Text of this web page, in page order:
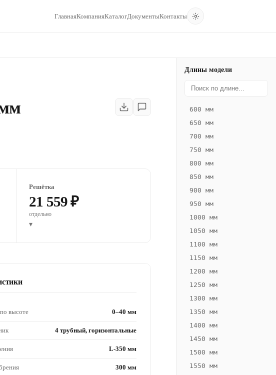
ГлавнаяКомпанияКаталогДокументыКонтакты
Решётка
21 559 ₽
отдельно
▾
высоте 0–40 мм
4 трубный, горизонтальные
L-350 мм
300 мм
Длины модели
600 мм
650 мм
700 мм
750 мм
800 мм
850 мм
900 мм
950 мм
1000 мм
1050 мм
1100 мм
1150 мм
1200 мм
1250 мм
1300 мм
1350 мм
1400 мм
1450 мм
1500 мм
1550 мм